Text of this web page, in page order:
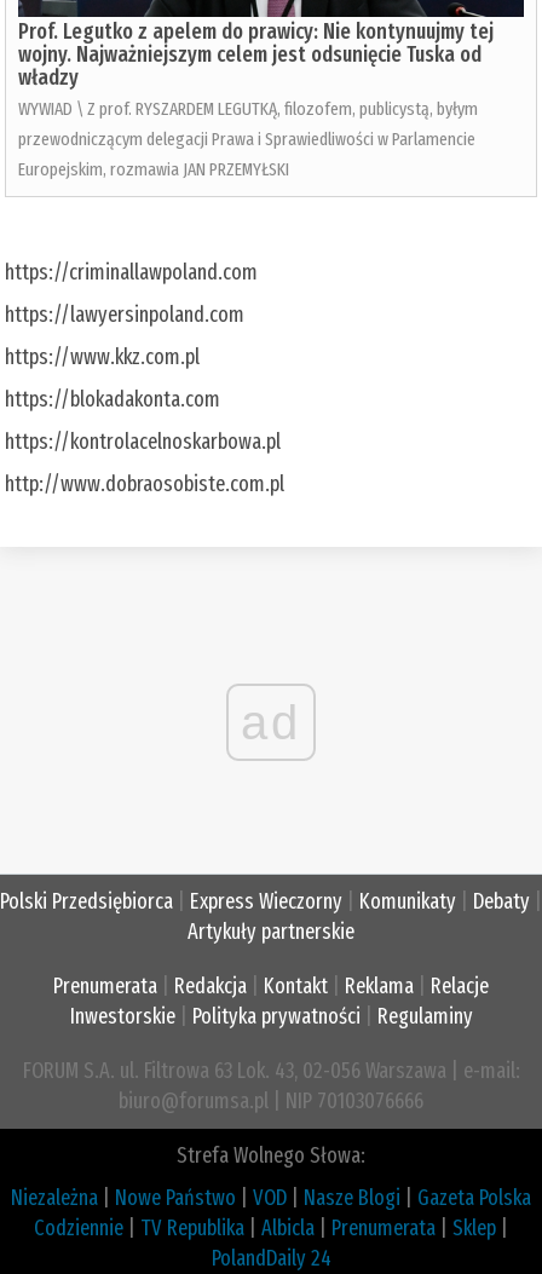
Prof. Legutko z apelem do prawicy: Nie kontynuujmy tej
wojny. Najważniejszym celem jest odsunięcie Tuska od
władzy
WYWIAD \ Z prof. RYSZARDEM LEGUTKĄ, filozofem, publicystą, byłym
przewodniczącym delegacji Prawa i Sprawiedliwości w Parlamencie
Europejskim, rozmawia JAN PRZEMYŁSKI
https://criminallawpoland.com
https://lawyersinpoland.com
https://www.kkz.com.pl
https://blokadakonta.com
https://kontrolacelnoskarbowa.pl
http://www.dobraosobiste.com.pl
ad
Polski Przedsiębiorca Express Wieczorny Komunikaty Debaty
Artykuły partnerskie
Prenumerata Redakcja Kontakt Reklama
Relacje
Inwestorskie| Polityka prywatności Regulaminy
FORUM S.A. ul. Filtrowa 63 Lok. 43, 02-056 Warszawa | e-mail:
biuro@forumsa.pl | NIP 70103076666
Strefa Wolnego Słowa:
Niezależna
Nowe Państwo VOD Nasze Blogi
Gazeta Polska
Codziennie
TV Republika Albicla Prenumerata Sklep
PolandDaily 24